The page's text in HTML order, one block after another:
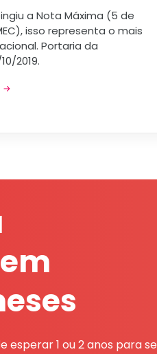
a Nota Máxima (5 de
isso representa o mais
Portaria da
2019.
esperar 1 ou 2 anos para se